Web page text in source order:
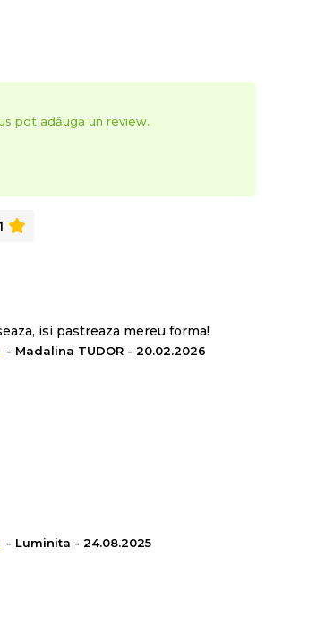
pot adăuga un review.
1
isi pastreaza mereu forma!
- Madalina TUDOR - 20.02.2026
- Luminita - 24.08.2025